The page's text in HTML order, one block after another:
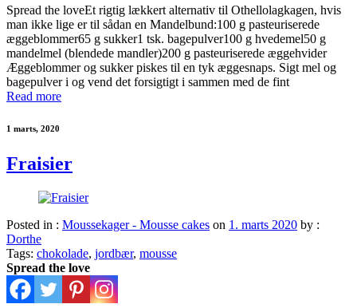
Spread the loveEt rigtig lækkert alternativ til Othellolagkagen, hvis
man ikke lige er til sådan en Mandelbund:100 g pasteuriserede
æggeblommer65 g sukker1 tsk. bagepulver100 g hvedemel50 g
mandelmel (blendede mandler)200 g pasteuriserede æggehvider
Æggeblommer og sukker piskes til en tyk æggesnaps. Sigt mel og
bagepulver i og vend det forsigtigt i sammen med de fint
Read more
1 marts, 2020
Fraisier
Posted in : Moussekager - Mousse cakes on 1. marts 2020 by :
Dorthe
Tags: chokolade, jordbær, mousse
Spread the love